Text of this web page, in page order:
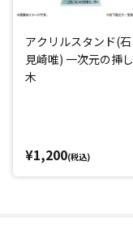
アクリルスタンド(石
見崎唯) 一次元の挿し
木
¥1,200(税込)